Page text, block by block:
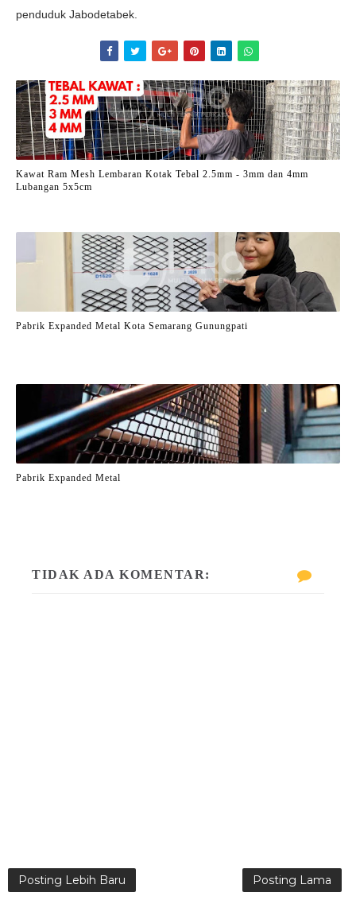
penduduk Jabodetabek.
Kawat Ram Mesh Lembaran Kotak Tebal 2.5mm - 3mm dan 4mm
Lubangan 5x5cm
Pabrik Expanded Metal Kota Semarang Gunungpati
Pabrik Expanded Metal
TIDAK ADA KOMENTAR:
Posting Lebih Baru Posting Lama